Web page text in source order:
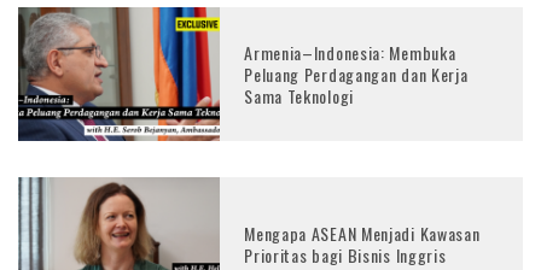
Armenia–Indonesia: Membuka
Peluang Perdagangan dan Kerja
Sama Teknologi
Mengapa ASEAN Menjadi Kawasan
Prioritas bagi Bisnis Inggris